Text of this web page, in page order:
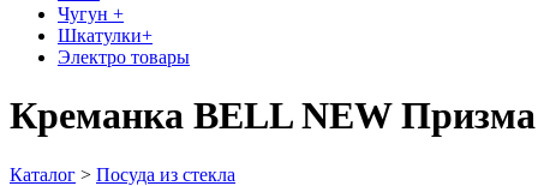
Чугун +
Шкатулки+
Электро товары
Креманка BELL NEW Призма
Каталог > Посуда из стекла